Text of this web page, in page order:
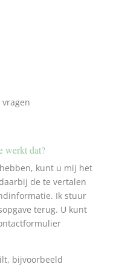
vragen
werkt dat?
kunt u mij het
de te vertalen
Ik stuur
terug. U kunt
bijvoorbeeld